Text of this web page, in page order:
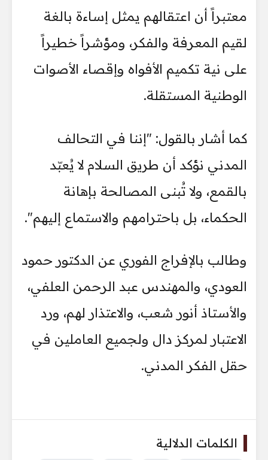
معتبراً أن اعتقالهم يمثل إساءة بالغة
لقيم المعرفة والفكر، ومؤشراً خطيراً
على نية تكميم الأفواه وإقصاء الأصوات
الوطنية المستقلة.
كما أشار بالقول: "إننا في التحالف
المدني نؤكد أن طريق السلام لا يُعبّد
بالقمع، ولا تُبنى المصالحة بإهانة
الحكماء، بل باحترامهم والاستماع إليهم".
وطالب بالإفراج الفوري عن الدكتور حمود
العودي، والمهندس عبد الرحمن العلفي،
والأستاذ أنور شعب، والاعتذار لهم، ورد
الاعتبار لمركز دال ولجميع العاملين في
حقل الفكر المدني.
الكلمات الدلالية